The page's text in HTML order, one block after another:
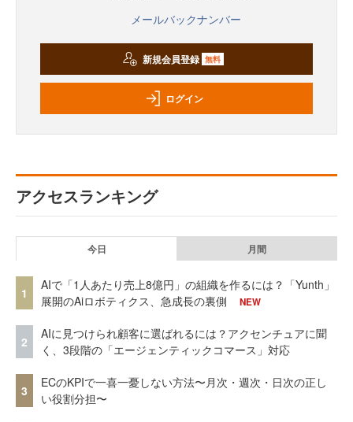
メールバックナンバー
新規会員登録 無料
ログイン
アクセスランキング
今日 月間
1
AIで「1人あたり売上8億円」の組織を作るには？「Yunth」
展開のAiロボティクス、急成長の裏側
NEW
2
AIに見つけられ顧客に選ばれるには？アクセンチュアに聞
く、3段階の「エージェンティックコマース」対応
3
ECのKPIで一喜一憂しない方法〜月次・週次・日次の正し
い役割分担〜